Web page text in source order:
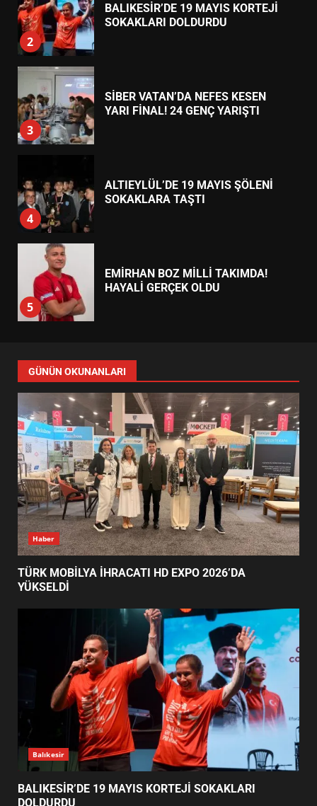
2
BALIKESİR’DE 19 MAYIS KORTEJİ
SOKAKLARI DOLDURDU
3
SİBER VATAN’DA NEFES KESEN
YARI FİNAL! 24 GENÇ YARIŞTI
4
ALTIEYLÜL’DE 19 MAYIS ŞÖLENİ
SOKAKLARA TAŞTI
5
EMİRHAN BOZ MİLLİ TAKIMDA!
HAYALİ GERÇEK OLDU
6
EDREMİT’TE 19 MAYIS COŞKUSU
MEYDANLARA TAŞTI
7
EDREMİT BELEDİYESİ BAYRAM
SEFERBERLİĞİ: TÜM İLÇE
HAZIRLANIYOR
1
TÜRK MOBİLYA İHRACATI HD
EXPO 2026’DA YÜKSELDİ
BALIKESİR’DE 19 MAYIS KORTEJİ
SOKAKLARI DOLDURDU
3
SİBER VATAN’DA NEFES KESEN
YARI FİNAL! 24 GENÇ YARIŞTI
GÜNÜN OKUNANLARI
Haber
TÜRK MOBİLYA İHRACATI HD EXPO 2026’DA
YÜKSELDİ
Balıkesir
BALIKESİR’DE 19 MAYIS KORTEJİ SOKAKLARI
DOLDURDU